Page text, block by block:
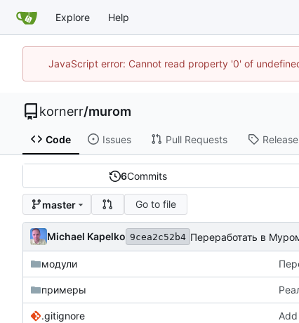
Explore Help
JavaScript error: Cannot read property '0' of
kornerr/murom
Code Issues Pull Requests
6Commits
master Go to file
Michael Kapelko 9cea2c52b4 Переработать в
модули
примеры
.gitignore Add